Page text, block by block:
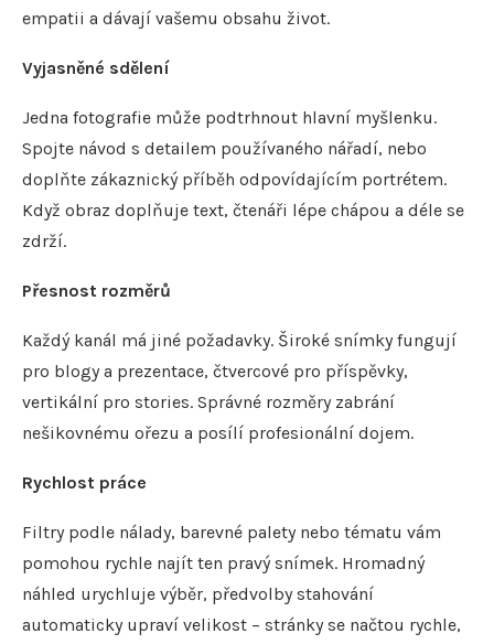
empatii a dávají vašemu obsahu život.
Vyjasněné sdělení
Jedna fotografie může podtrhnout hlavní myšlenku.
Spojte návod s detailem používaného nářadí, nebo
doplňte zákaznický příběh odpovídajícím portrétem.
Když obraz doplňuje text, čtenáři lépe chápou a déle se
zdrží.
Přesnost rozměrů
Každý kanál má jiné požadavky. Široké snímky fungují
pro blogy a prezentace, čtvercové pro příspěvky,
vertikální pro stories. Správné rozměry zabrání
nešikovnému ořezu a posílí profesionální dojem.
Rychlost práce
Filtry podle nálady, barevné palety nebo tématu vám
pomohou rychle najít ten pravý snímek. Hromadný
náhled urychluje výběr, předvolby stahování
automaticky upraví velikost – stránky se načtou rychle,